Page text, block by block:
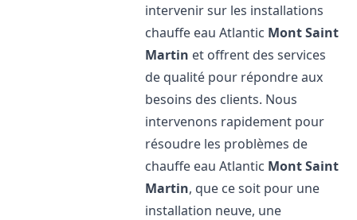
intervenir sur les installations
chauffe eau Atlantic Mont Saint
Martin et offrent des services
de qualité pour répondre aux
besoins des clients. Nous
intervenons rapidement pour
résoudre les problèmes de
chauffe eau Atlantic Mont Saint
Martin, que ce soit pour une
installation neuve, une